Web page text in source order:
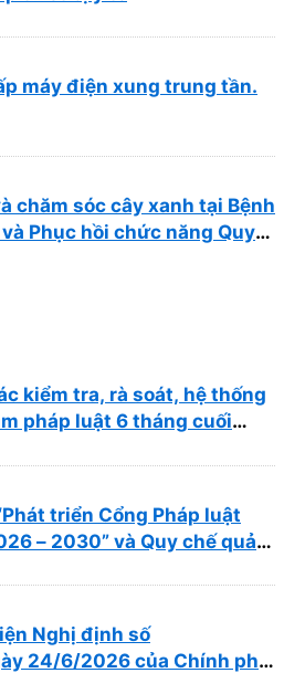
máy điện xung trung tần.
chăm sóc cây xanh tại Bệnh
Phục hồi chức năng Quy
kiểm tra, rà soát, hệ thống
pháp luật 6 tháng cuối
triển Cổng Pháp luật
– 2030” và Quy chế quản
Nghị định số
24/6/2026 của Chính phủ